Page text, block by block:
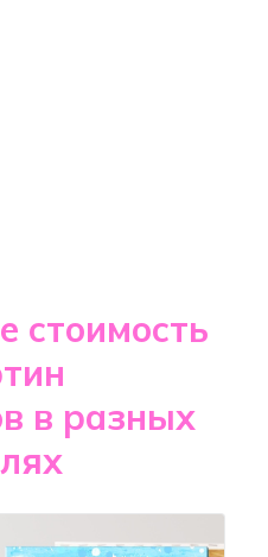
стоимость
в разных